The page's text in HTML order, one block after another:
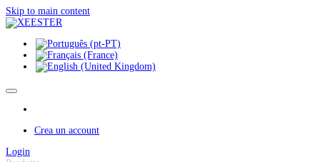
Skip to main content
Crea un account
Login
Pannello di gestione dei cookies